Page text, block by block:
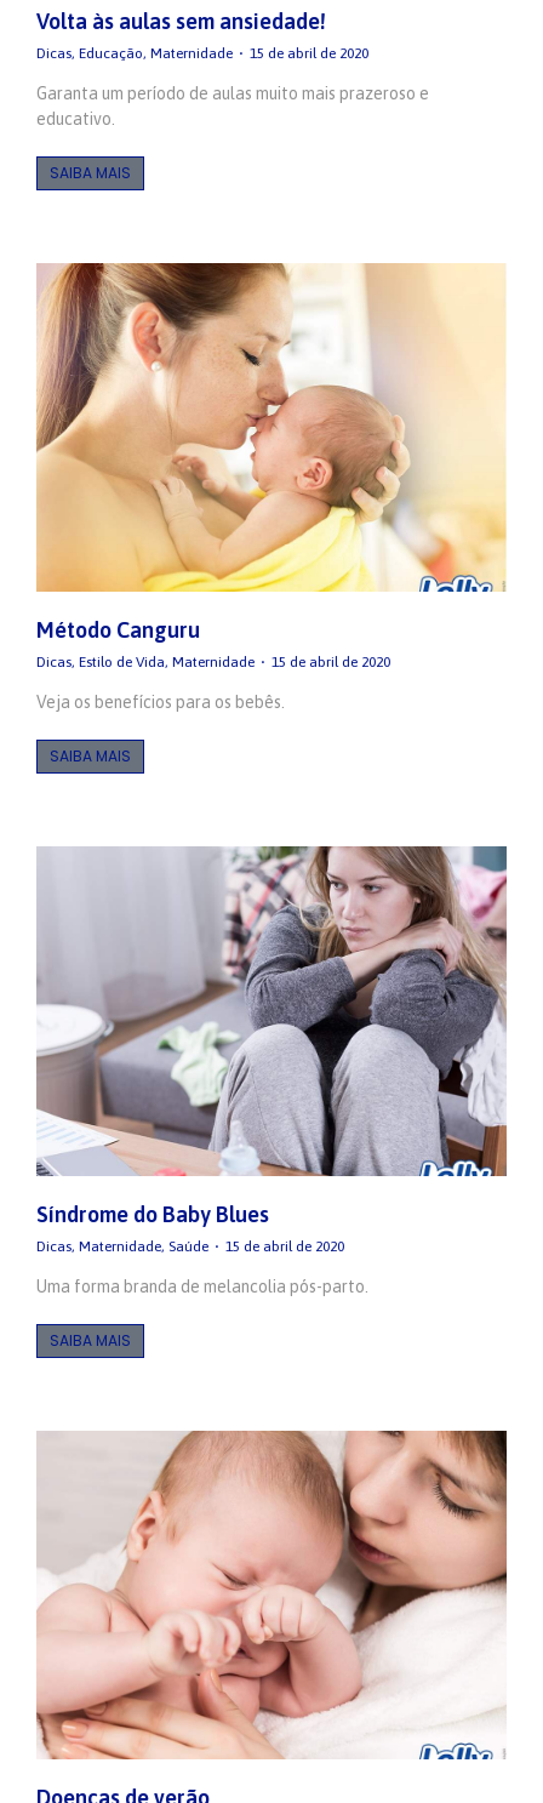
Volta às aulas sem ansiedade!
Dicas, Educação, Maternidade 15 de abril de 2020
Garanta um período de aulas muito mais prazeroso e
educativo.
SAIBA MAIS
Método Canguru
Dicas, Estilo de Vida, Maternidade 15 de abril de 2020
Veja os benefícios para os bebês.
SAIBA MAIS
Síndrome do Baby Blues
Dicas, Maternidade, Saúde 15 de abril de 2020
Uma forma branda de melancolia pós-parto.
SAIBA MAIS